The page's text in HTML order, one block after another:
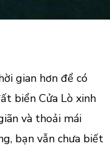
gian hơn để có
biển Cửa Lò xinh
và thoải mái
bạn vẫn chưa biết